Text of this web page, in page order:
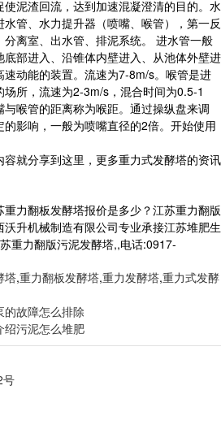
泥渣回流，达到加速混凝澄清的目的。水
管、水力提升器（喷嘴、喉管），第一反
离室、出水管、排泥系统。 进水管一般
部进入、沿锥体内壁进入、从池体外壁进
速动能的装置。流速为7-8m/s。喉管是进
所，流速为2-3m/s，混合时间为0.5-1
喉管的距离称为喉距。通过操纵盘来调
影响，一般为喷嘴直径的2倍。开始使用
就分享到这里，更多重力式发酵塔的资讯
力翻板发酵塔报价是多少？江苏重力翻版
升机械制造有限公司专业承接江苏堆肥生
重力翻版污泥发酵塔,,电话:0917-
塔,重力翻板发酵塔,重力发酵塔,重力式发酵
故障怎么排除
绍污泥怎么堆肥
号